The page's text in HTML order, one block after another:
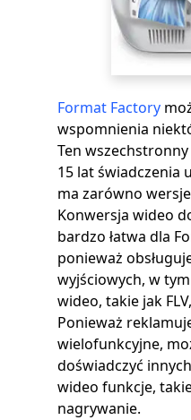
Format Factory
wspomnienia
Ten
15 lat świadczenia
ma zarówno
Konwersja wideo
bardzo łatwa dla
ponieważ
wyjściowych, w
wideo, takie jak
Ponieważ
wielofunkcyjne,
doświadczyć
wideo funkcje,
nagrywanie.